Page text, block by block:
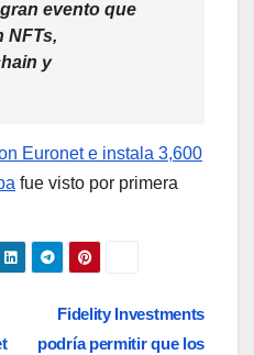
evento que
NFTs,
y
Euronet e instala 3,600
fue visto por primera
Fidelity Investments
podría permitir que los